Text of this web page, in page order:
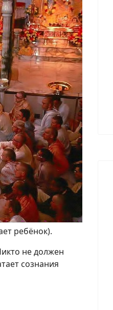
ребёнок).
не должен
сознания